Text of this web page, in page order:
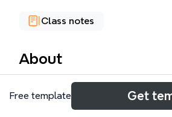
Class notes
About
Chrystusa Króla 2011 to mind
czytaniami liturgicznymi na
Free template Get